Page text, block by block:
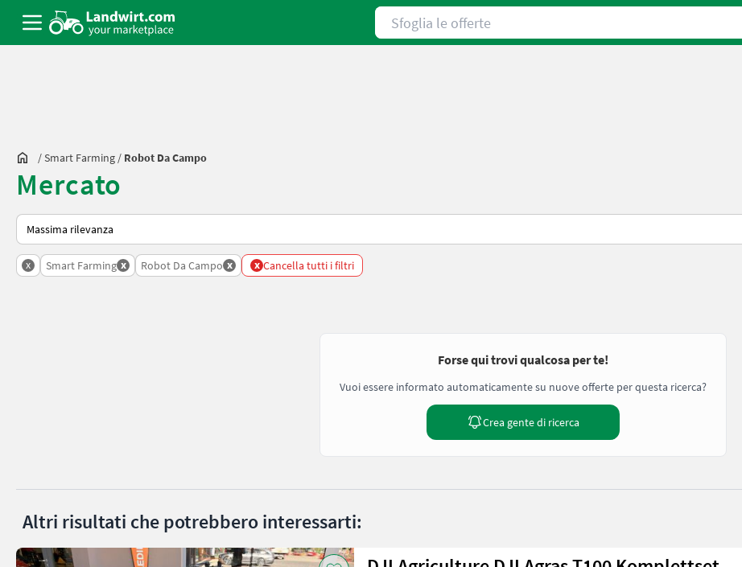
Sfoglia le offerte
/Smart Farming / Robot Da Campo
Mercato
Ecco come viene ordinato su Landwirt.com
x Smart Farming x Robot Da Campo x x Cancella tutti i filtri
Forse qui trovi qualcosa per te!
Vuoi essere informato automaticamente su nuove offerte per questa ricerca?
Crea gente di ricerca
Altri risultati che potrebbero interessarti: